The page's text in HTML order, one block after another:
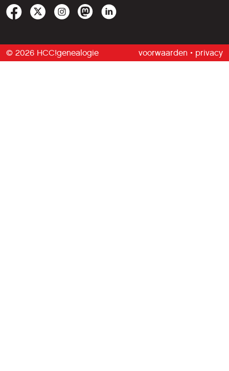
© 2026 HCC!genealogie voorwaarden • privacy